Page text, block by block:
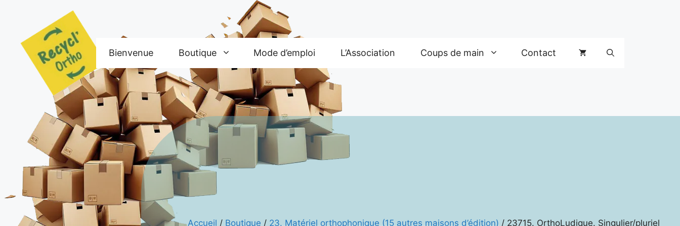
Bienvenue Boutique Mode d’emploi L’Association Coups de main Contact
Accueil / Boutique / 23. Matériel orthophonique (15 autres maisons d’édition) / 23715. OrthoLudique. Singulier/pluriel